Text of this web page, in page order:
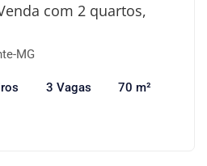
com 2 quartos,
MG
3 Vagas 70 m²